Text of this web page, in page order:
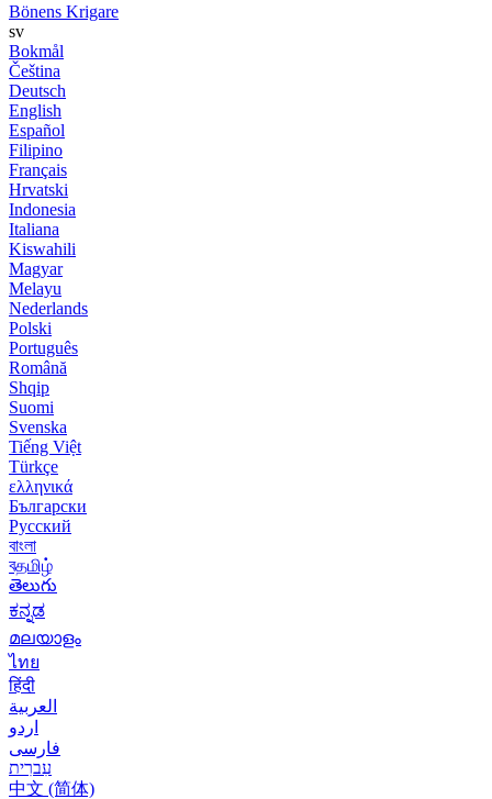
Bönens Krigare
sv
Bokmål
Čeština
Deutsch
English
Español
Filipino
Français
Hrvatski
Indonesia
Italiana
Kiswahili
Magyar
Melayu
Nederlands
Polski
Português
Română
Shqip
Suomi
Svenska
Tiếng Việt
Türkçe
ελληνικά
Български
Русский
বাংলা
বதமிழ்
తెలుగు
ಕನ್ನಡ
മലയാളം
ไทย
हिंदी
العربية
اردو
فارسی
עִברִית
中文 (简体)